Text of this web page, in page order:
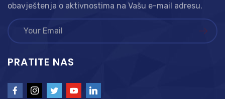
obavještenja o aktivnostima na Vašu e-mail adresu.
PRATITE NAS